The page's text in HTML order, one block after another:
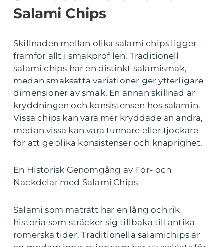
Salami Chips
Skillnaden mellan olika salami chips ligger
framför allt i smakprofilen. Traditionell
salami chips har en distinkt salamismak,
medan smaksatta variationer ger ytterligare
dimensioner av smak. En annan skillnad är
kryddningen och konsistensen hos salamin.
Vissa chips kan vara mer kryddade än andra,
medan vissa kan vara tunnare eller tjockare
för att ge olika konsistenser och knaprighet.
En Historisk Genomgång av För- och
Nackdelar med Salami Chips
Salami som maträtt har en lång och rik
historia som sträcker sig tillbaka till antika
romerska tider. Traditionella salamichips är